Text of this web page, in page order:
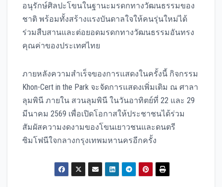
อนุรักษ์ศิลปะโขนในฐานะมรดกทางวัฒนธรรมของ
ชาติ พร้อมทั้งสร้างแรงบันดาลใจให้คนรุ่นใหม่ได้
ร่วมสืบสานและต่อยอดมรดกทางวัฒนธรรมอันทรง
คุณค่าของประเทศไทย
ภายหลังความสำเร็จของการแสดงในครั้งนี้ กิจกรรม
Khon-Cert in the Park จะจัดการแสดงเพิ่มเติม ณ ศาลา
ลุมพินี ภายใน สวนลุมพินี ในวันอาทิตย์ที่ 22 และ 29
มีนาคม 2569 เพื่อเปิดโอกาสให้ประชาชนได้ร่วม
สัมผัสความงดงามของโขนเยาวชนและดนตรี
ซิมโฟนีใจกลางกรุงเทพมหานครอีกครั้ง